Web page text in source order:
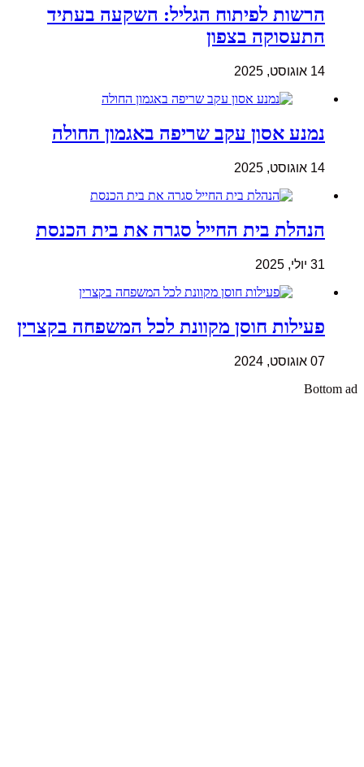
הרשות לפיתוח הגליל: השקעה בעתיד
התעסוקה בצפון
14 אוגוסט, 2025
נמנע אסון עקב שריפה באגמון החולה
14 אוגוסט, 2025
הנהלת בית החייל סגרה את בית הכנסת
31 יולי, 2025
פעילות חוסן מקוונת לכל המשפחה בקצרין
07 אוגוסט, 2024
Bottom ad